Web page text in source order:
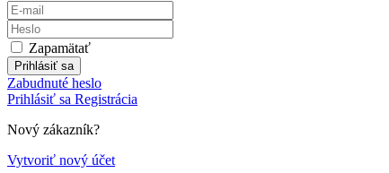
Zapamätať
Prihlásiť sa
Zabudnuté heslo
Prihlásiť sa Registrácia
Nový zákazník?
Vytvoriť nový účet